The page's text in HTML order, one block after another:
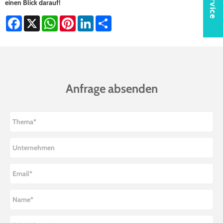
einen Blick darauf!
Facebook
X WhatsAppPinterestLinkedIn
Anfrage absenden